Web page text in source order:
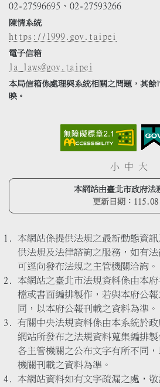
02-27596695、02-27593266
陳情系統
https://1999.gov.taipei
電子信箱
la_laws@gov.taipei
本局信箱係處理與系統相關之問題，其餘
映。
小 中 大
本網站由臺北市政府法
更新日期：
本網站係提供法規之最新動態資
供法規及法律諮詢之服務，如有
可逕向發布法規之主管機關洽詢。
本網站之臺北市法規資料係由本
檔或書面編排製作，若與本府公
同，以本府公報刊載之資料為準。
有關中央法規資料係由本系統於
網站所發布之法規資料蒐集編排
各主管機關之公布文字有所不同
機關刊載之資料為準。
本網站資料如有文字疏漏之處，